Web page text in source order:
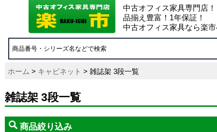
中古オフィス家具専門店！
品揃え豊富！1年保証！
中古オフィス家具なら楽
ホーム > キャビネット > 雑誌架 3段一覧
雑誌架 3段一覧
商品絞り込み